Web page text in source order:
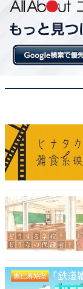
の模索が、今
管理職がテレ
会」